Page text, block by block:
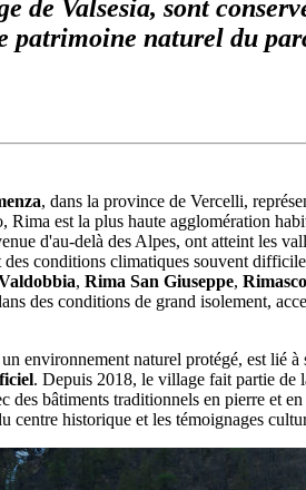
Valsesia, sont
naturel du
, dans la province de Vercelli,
est la plus haute agglomération
d'au-delà des Alpes, ont atteint les
conditions climatiques souvent
, Rima San Giuseppe, Rimasco
des conditions de grand isolement,
environnement naturel protégé, est lié
. Depuis 2018, le village fait partie de
bâtiments traditionnels en pierre et
centre historique et les témoignages